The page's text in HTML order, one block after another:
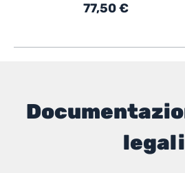
77,50 €
legali